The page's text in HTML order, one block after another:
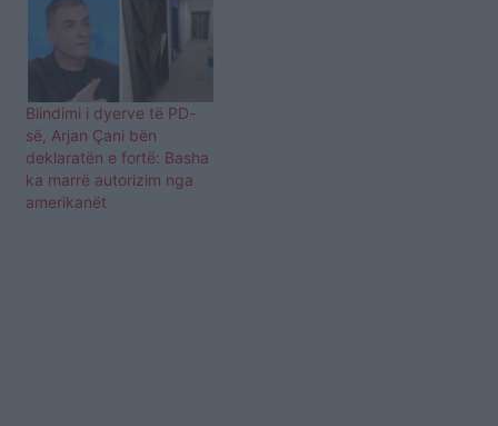
Blindimi i dyerve të PD-
së, Arjan Çani bën
deklaratën e fortë: Basha
ka marrë autorizim nga
amerikanët